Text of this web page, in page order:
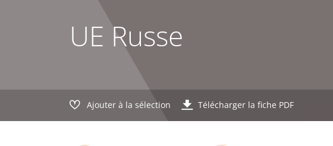
UE Russe
Ajouter à la sélection Télécharger la fiche PDF